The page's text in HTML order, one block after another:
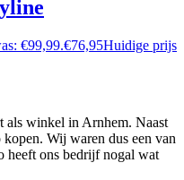
€99,99.€76,95Huidige prijs
winkel in Arnhem. Naast
Wij waren dus een van
heeft ons bedrijf nogal wat